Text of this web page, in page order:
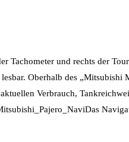
Tachometer und rechts der
Oberhalb des „Mitsubishi
Verbrauch,
Das